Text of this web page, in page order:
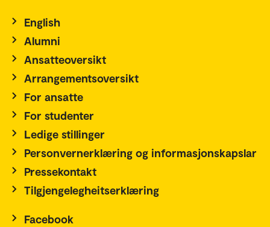
English
Alumni
Ansatteoversikt
Arrangementsoversikt
For ansatte
For studenter
Ledige stillinger
Personvernerklæring og informasjonskapslar
Pressekontakt
Tilgjengelegheitserklæring
Facebook